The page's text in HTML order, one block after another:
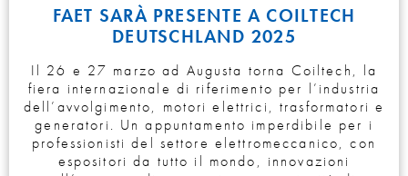
FAET SARÀ PRESENTE A COILTECH
DEUTSCHLAND 2025
Il 26 e 27 marzo ad Augusta torna Coiltech, la
fiera internazionale di riferimento per l’industria
dell’avvolgimento, motori elettrici, trasformatori e
generatori. Un appuntamento imperdibile per i
professionisti del settore elettromeccanico, con
espositori da tutto il mondo, innovazioni